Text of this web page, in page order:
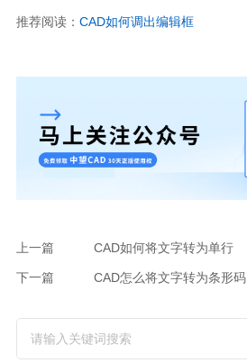
推荐阅读： CAD如何调出编辑框
上一篇 CAD如何将文字转为单行
下一篇 CAD怎么将文字转为条形码